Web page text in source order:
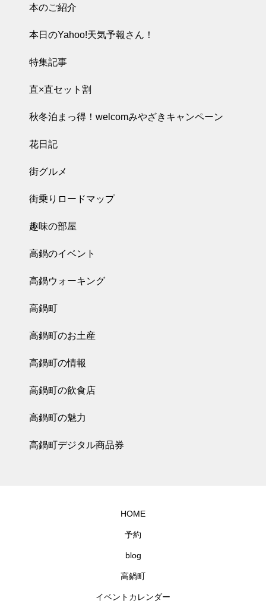
本のご紹介
本日のYahoo!天気予報さん！
特集記事
直×直セット割
秋冬泊まっ得！welcomみやざきキャンペーン
花日記
街グルメ
街乗りロードマップ
趣味の部屋
高鍋のイベント
高鍋ウォーキング
高鍋町
高鍋町のお土産
高鍋町の情報
高鍋町の飲食店
高鍋町の魅力
高鍋町デジタル商品券
HOME
予約
blog
高鍋町
イベントカレンダー